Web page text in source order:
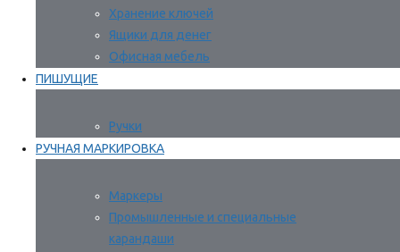
Хранение ключей
Ящики для денег
Офисная мебель
ПИШУЩИЕ
Ручки
РУЧНАЯ МАРКИРОВКА
Маркеры
Промышленные и специальные
карандаши